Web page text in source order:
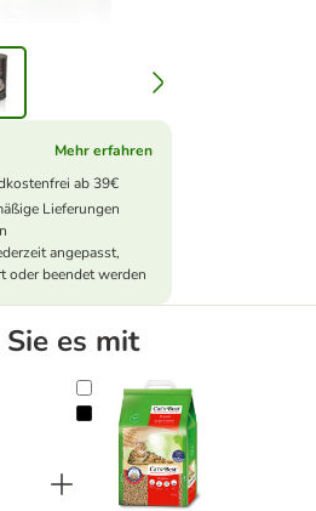
Mehr erfahren
ab 39€
Lieferungen
angepasst,
oder beendet werden
es mit
All Meat 24 x 800 g
Cat's Best Original Katzenstreu